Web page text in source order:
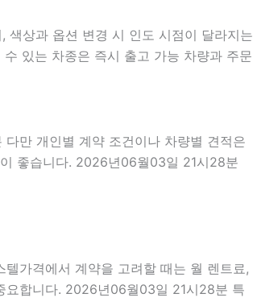
색상과 옵션 변경 시 인도 시점이 달라지는
있는 차종은 즉시 출고 가능 차량과 주문
만 개인별 계약 조건이나 차량별 견적은
좋습니다. 2026년06월03일 21시28분
가격에서 계약을 고려할 때는 월 렌트료,
요합니다. 2026년06월03일 21시28분 특